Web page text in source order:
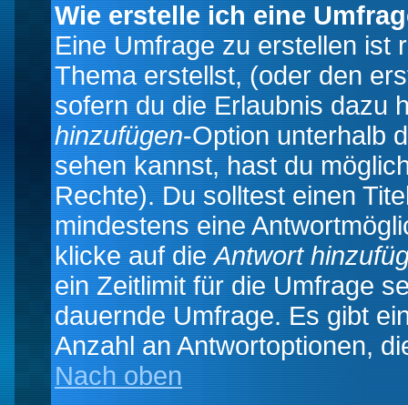
Wie erstelle ich eine
Eine Umfrage zu erstellen ist
Thema erstellst, (oder den
sofern du die Erlaubnis dazu
hinzufügen-Option unterhalb
sehen kannst, hast du
Rechte). Du solltest einen
mindestens eine
klicke auf dieAntwort
ein Zeitlimit für die Umfrage
dauernde Umfrage. Es gibt
Anzahl an Antwortoptionen,
Nach oben